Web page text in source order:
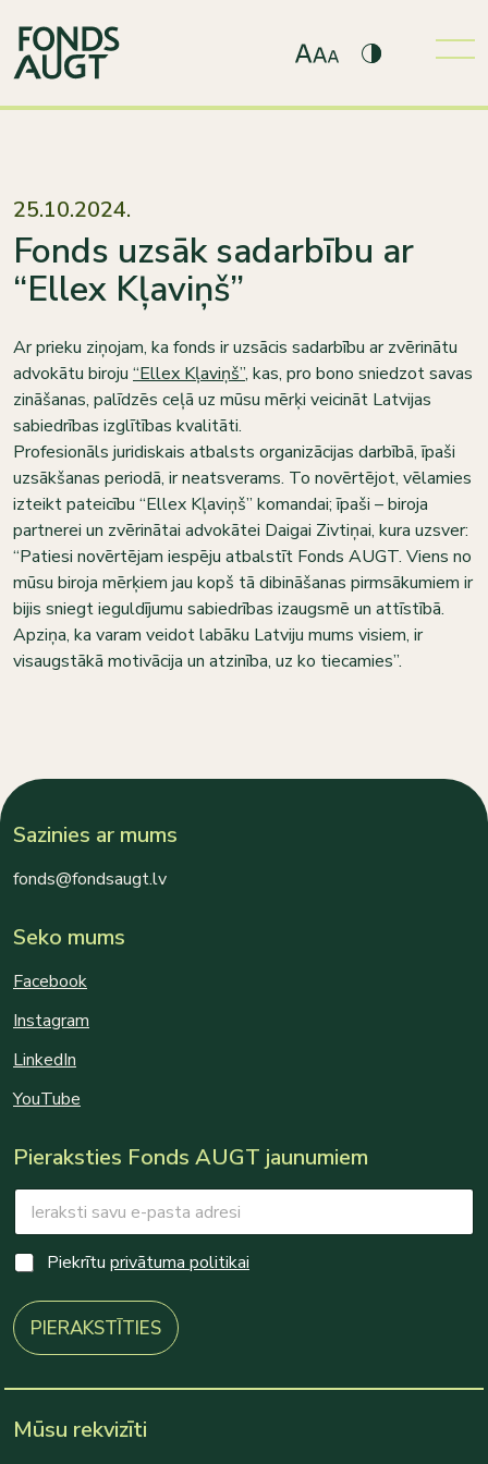
25.10.2024.
Fonds uzsāk sadarbību ar
“Ellex Kļaviņš”
Ar prieku ziņojam, ka fonds ir uzsācis sadarbību ar zvērinātu
advokātu biroju “Ellex Kļaviņš”, kas, pro bono sniedzot savas
zināšanas, palīdzēs ceļā uz mūsu mērķi veicināt Latvijas
sabiedrības izglītības kvalitāti.
Profesionāls juridiskais atbalsts organizācijas darbībā, īpaši
uzsākšanas periodā, ir neatsverams. To novērtējot, vēlamies
izteikt pateicību “Ellex Kļaviņš” komandai; īpaši – biroja
partnerei un zvērinātai advokātei Daigai Zivtiņai, kura uzsver:
“Patiesi novērtējam iespēju atbalstīt Fonds AUGT. Viens no
mūsu biroja mērķiem jau kopš tā dibināšanas pirmsākumiem ir
bijis sniegt ieguldījumu sabiedrības izaugsmē un attīstībā.
Apziņa, ka varam veidot labāku Latviju mums visiem, ir
visaugstākā motivācija un atzinība, uz ko tiecamies”.
Sazinies ar mums
fonds@fondsaugt.lv
Seko mums
Facebook
Instagram
LinkedIn
YouTube
Pieraksties Fonds AUGT jaunumiem
*
m
a
*
E
a
i
l
C
e
c
k
o
e
Piekrītu privātuma politikai
PIERAKSTĪTIES
Mūsu rekvizīti